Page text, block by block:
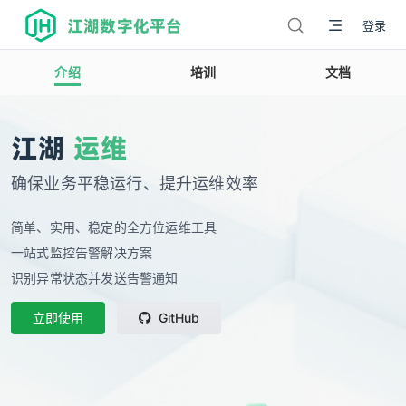
江湖数字化平台 登录
介绍 培训 文档
江湖 运维
确保业务平稳运行、提升运维效率
简单、实用、稳定的全方位运维工具
一站式监控告警解决方案
识别异常状态并发送告警通知
立即使用 GitHub